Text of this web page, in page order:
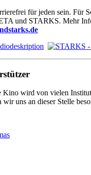
für jeden sein. Für
und STARKS. Mehr
Kino wird von vielen
wir uns an dieser Stelle